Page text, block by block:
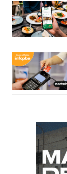
SUPLEMENTOS
DEPORTIVOS
EN
SUPLEMENTOS
DEPORTIVOS
EN
MEJORES
PRECIOS
PROTEIN